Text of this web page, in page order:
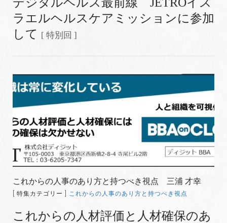
ラエルヘルスケアミッションに参加
して [ 特別回 ]
これからの人事のあり方と持つべき視点 三浦 才幸
[ 特集カテゴリー ] これからの人事のあり方と持つべき視点
これからの人材評価と人材確保のあ